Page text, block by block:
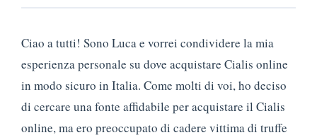
Ciao a tutti! Sono Luca e vorrei condividere la mia
esperienza personale su dove acquistare Cialis online
in modo sicuro in Italia. Come molti di voi, ho deciso
di cercare una fonte affidabile per acquistare il Cialis
online, ma ero preoccupato di cadere vittima di truffe